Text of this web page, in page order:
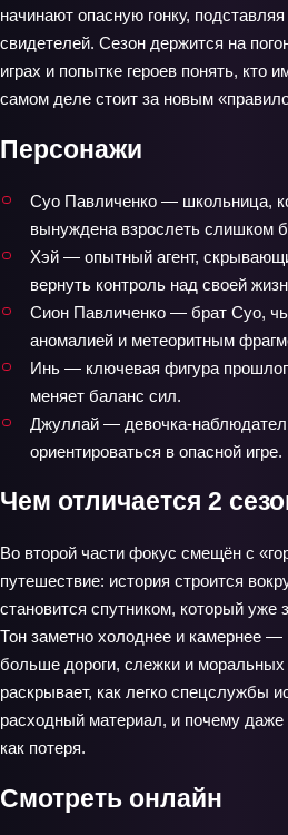
начинают опасную гонку,
свидетелей. Сезон держится на
играх и попытке героев понять, кто
самом деле стоит за новым
Персонажи
Суо Павличенко — школьница,
вынуждена взрослеть слишком
Хэй — опытный агент,
вернуть контроль над своей
Сион Павличенко — брат Суо,
аномалией и метеоритным
Инь — ключевая фигура
меняет баланс сил.
Джуллай — девочка-
ориентироваться в опасной игре.
Чем отличается 2
Во второй части фокус смещён с
путешествие: история строится
становится спутником, который уже
Тон заметно холоднее и камернее
больше дороги, слежки и
раскрывает, как легко спецслужбы
расходный материал, и почему
как потеря.
Смотреть онлайн